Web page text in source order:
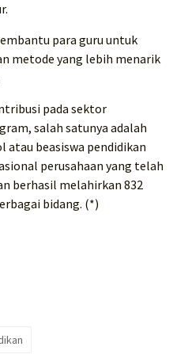
para guru untuk
metode yang lebih menarik
pada sektor
salah satunya adalah
atau beasiswa pendidikan
perusahaan yang telah
berhasil melahirkan 832
bidang. (*)